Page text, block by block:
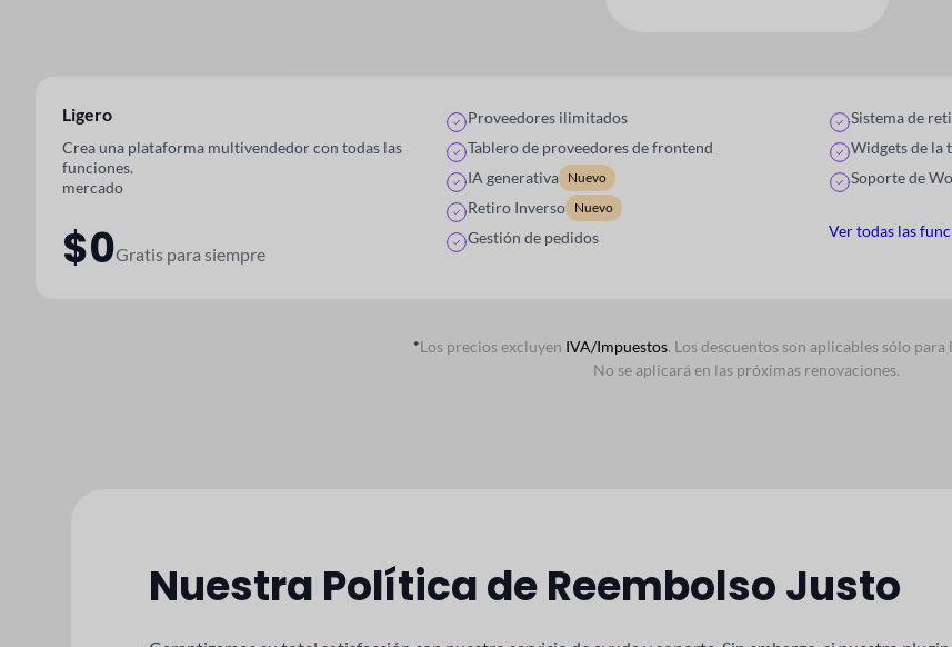
Ligero
Crea una plataforma multivendedor con todas las
funciones.
mercado
$0Gratis para siempre
Proveedores ilimitados
Tablero de proveedores de frontend
IA generativa
Nuevo
Retiro Inverso Nuevo
Gestión de pedidos
Sistema de
Widgets de la
Soporte de
Ver todas las
*Los precios excluyen IVA/Impuestos. Los descuentos son aplicables sólo
No se aplicará en las próximas renovaciones.
Nuestra Política de Reembolso Justo